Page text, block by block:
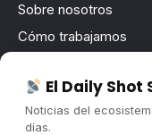
Sobre nosotros
Cómo trabajamos
Contacto
Publicidad
El Daily
Noticias del
días.